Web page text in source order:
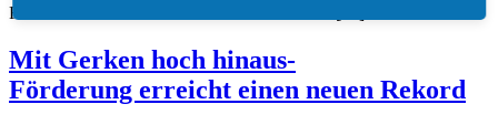
Feuerwehrmänner sehen und Fotos von Ihnen […]
Mit Gerken hoch hinaus-
Förderung erreicht einen neuen Rekord